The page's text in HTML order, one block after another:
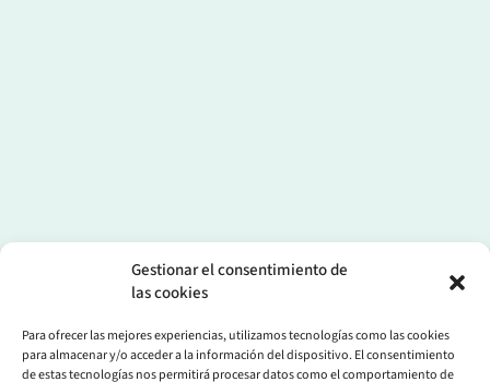
Gestionar el consentimiento de
las cookies
Para ofrecer las mejores experiencias, utilizamos tecnologías como las cookies
para almacenar y/o acceder a la información del dispositivo. El consentimiento
de estas tecnologías nos permitirá procesar datos como el comportamiento de